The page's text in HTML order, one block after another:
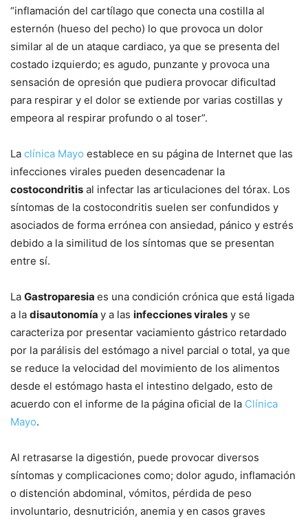
“inflamación del cartílago que conecta una costilla al
esternón (hueso del pecho) lo que provoca un dolor
similar al de un ataque cardiaco, ya que se presenta del
costado izquierdo; es agudo, punzante y provoca una
sensación de opresión que pudiera provocar dificultad
para respirar y el dolor se extiende por varias costillas y
empeora al respirar profundo o al toser”.
La clínica Mayo establece en su página de Internet que las
infecciones virales pueden desencadenar la
costocondritis al infectar las articulaciones del tórax. Los
síntomas de la costocondritis suelen ser confundidos y
asociados de forma errónea con ansiedad, pánico y estrés
debido a la similitud de los síntomas que se presentan
entre sí.
La Gastroparesia es una condición crónica que está ligada
a la disautonomía y a las infecciones virales y se
caracteriza por presentar vaciamiento gástrico retardado
por la parálisis del estómago a nivel parcial o total, ya que
se reduce la velocidad del movimiento de los alimentos
desde el estómago hasta el intestino delgado, esto de
acuerdo con el informe de la página oficial de la Clínica
Mayo.
Al retrasarse la digestión, puede provocar diversos
síntomas y complicaciones como; dolor agudo, inflamación
o distención abdominal, vómitos, pérdida de peso
involuntario, desnutrición, anemia y en casos graves